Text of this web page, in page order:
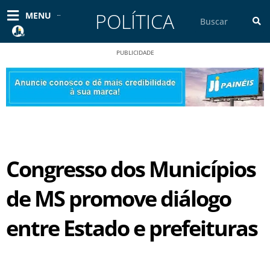
para
conteúdo
MENU POLÍTICA
PUBLICIDADE
Congresso dos Municípios
de MS promove diálogo
entre Estado e prefeituras